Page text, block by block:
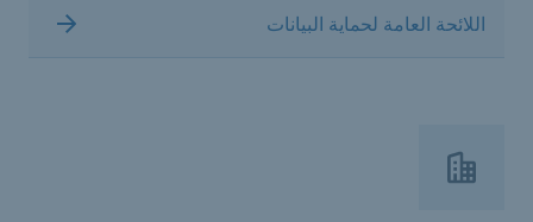
اللائحة العامة لحماية البيانات